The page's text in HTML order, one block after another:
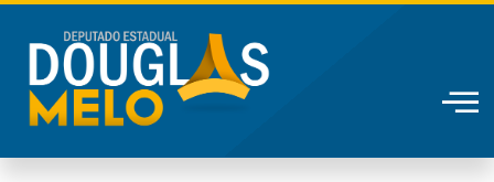
conteúdo